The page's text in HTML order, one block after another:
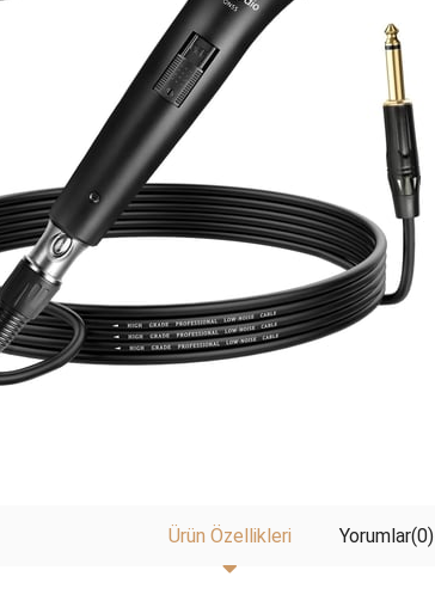
Ürün Özellikleri Yorumlar(0)